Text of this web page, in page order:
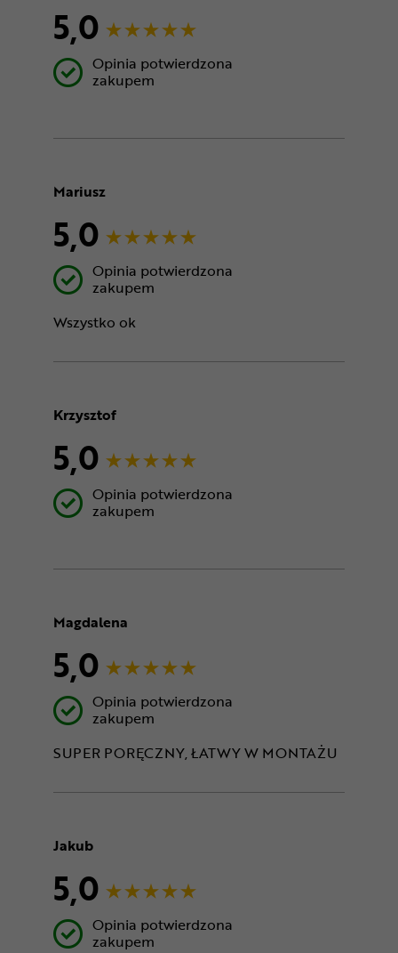
5,0
Opinia potwierdzona
zakupem
Mariusz
5,0
Opinia potwierdzona
zakupem
Wszystko ok
Krzysztof
5,0
Opinia potwierdzona
zakupem
Magdalena
5,0
Opinia potwierdzona
zakupem
SUPER PORĘCZNY, ŁATWY W MONTAŻU
Jakub
5,0
Opinia potwierdzona
zakupem